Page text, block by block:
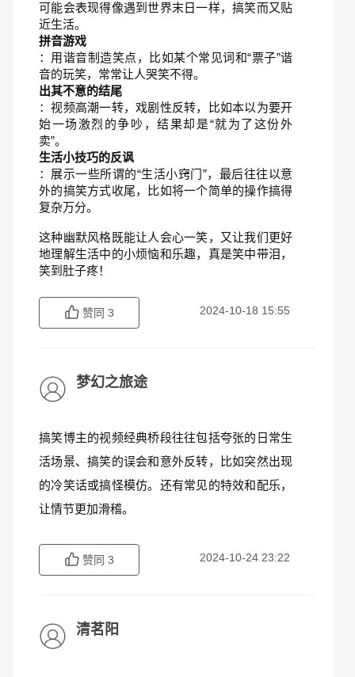
可能会表现得像遇到世界末日一样，搞笑而又贴
近生活。
拼音游戏
：用谐音制造笑点，比如某个常见词和“票子”谐
音的玩笑，常常让人哭笑不得。
出其不意的结尾
：视频高潮一转，戏剧性反转，比如本以为要开
始一场激烈的争吵，结果却是“就为了这份外
卖”。
生活小技巧的反讽
：展示一些所谓的“生活小窍门”，最后往往以意
外的搞笑方式收尾，比如将一个简单的操作搞得
复杂万分。
这种幽默风格既能让人会心一笑，又让我们更好
地理解生活中的小烦恼和乐趣，真是笑中带泪，
笑到肚子疼！
赞同 3 2024-10-18 15:55
梦幻之旅途
搞笑博主的视频经典桥段往往包括夸张的日常生
活场景、搞笑的误会和意外反转，比如突然出现
的冷笑话或搞怪模仿。还有常见的特效和配乐，
让情节更加滑稽。
赞同 3 2024-10-24 23:22
清茗阳